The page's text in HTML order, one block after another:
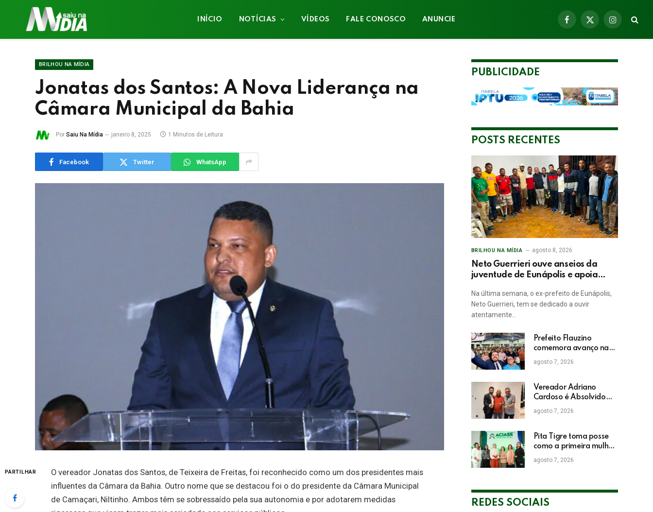
INÍCIO NOTÍCIAS VÍDEOS FALE CONOSCO ANUNCIE
Facebook
X
Instagram
BRILHOU NA MÍDIA
Jonatas dos Santos: A Nova Liderança na
Câmara Municipal da Bahia
Por Saiu Na Mídia janeiro 8, 2025 1 Minutos de Leitura
Facebook Twitter WhatsApp
PARTILHAR
O vereador Jonatas dos Santos, de Teixeira de Freitas, foi reconhecido como um dos presidentes mais
influentes da Câmara da Bahia. Outro nome que se destacou foi o do presidente da Câmara Municipal
de Camaçari, Niltinho. Ambos têm se sobressaído pela sua autonomia e por adotarem medidas
PUBLICIDADE
POSTS RECENTES
BRILHOU NA MÍDIA agosto 8, 2026
Neto Guerrieri ouve anseios da
juventude de Eunápolis e apoia
Na última semana, o ex-prefeito de Eunápolis,
Neto Guerrieri, tem se dedicado a ouvir
atentamente…
Prefeito Flauzino
comemora avanço na
educação com
crescimento das notas
de Itabela
agosto 7, 2026
Vereador Adriano
Cardoso é Absolvido
em Julgamento por
Crime Eleitoral no TRE
agosto 7, 2026
Pita Tigre toma posse
como a primeira mulher
a presidir a ACIASE e
anuncia a retomada do
agosto 7, 2026
REDES SOCIAIS